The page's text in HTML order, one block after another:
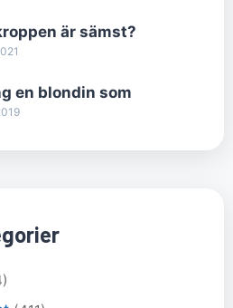
är sämst?
en blondin som